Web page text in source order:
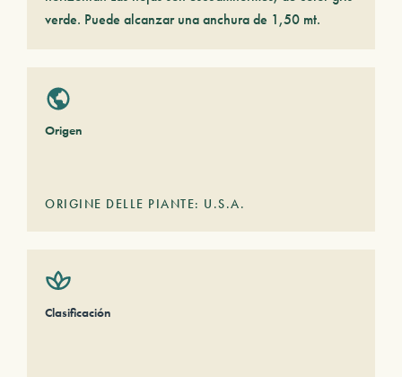
verde. Puede alcanzar una anchura de 1,50 mt.
Origen
ORIGINE DELLE PIANTE: U.S.A.
Clasificación